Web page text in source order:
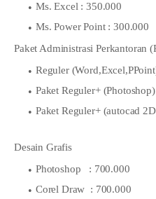
Ms. Excel : 350.000
Ms. Power Point : 300.000
Paket Administrasi Perkantoran
Reguler
Paket Reguler+
Paket Reguler+ (autocad
Desain Grafis
Photoshop : 700.000
Corel Draw : 700.000